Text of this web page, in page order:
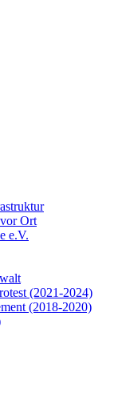
Ort
e.V.
(2021-2024)
(2018-2020)